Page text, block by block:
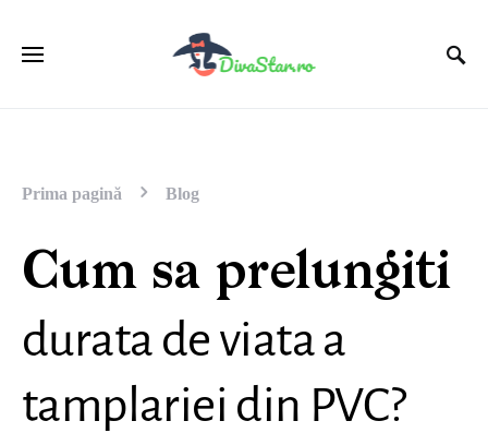
Prima pagină Blog
Cum sa prelungiti
durata de viata a
tamplariei din PVC?